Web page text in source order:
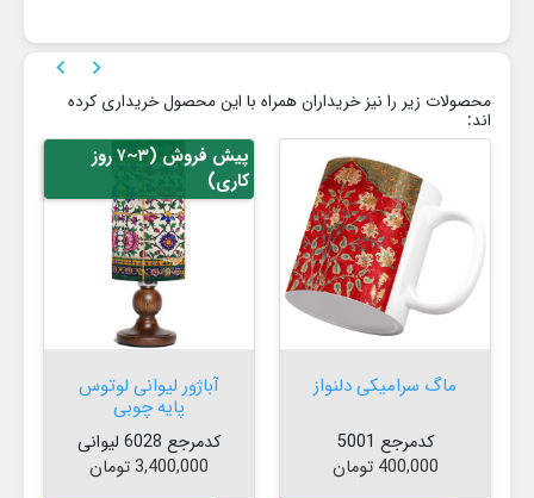
محصولات زیر را نیز خریداران همراه با این محصول خریداری کرده
اند:

ماگ سرامیکی دلنواز
کدمرجع 5001
قیمت
400,000 تومان
آباژور لیوانی لوتوس
پایه چوبی
کدمرجع 6028 لیوانی
قیمت
3,400,000 تومان
پیش فروش (۳~۷ روز
کاری)
